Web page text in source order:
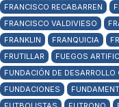
FRANCISCO RECABARREN
FRANCISCO VALDIVIESO
FRANKLIN
FRANQUICIA
FRUTILLAR
FUEGOS
FUNDACIÓN DE DESARROLLO
FUNDACIONES